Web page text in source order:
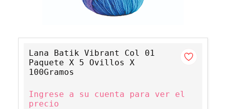
Lana Batik Vibrant Col 01
Paquete X 5 Ovillos X
100Gramos
Ingrese a su cuenta para ver el
precio